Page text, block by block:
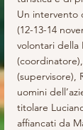
Un intervento
(12-13-14
volontari della
(supervisore),
uomini
titolare
affiancati da